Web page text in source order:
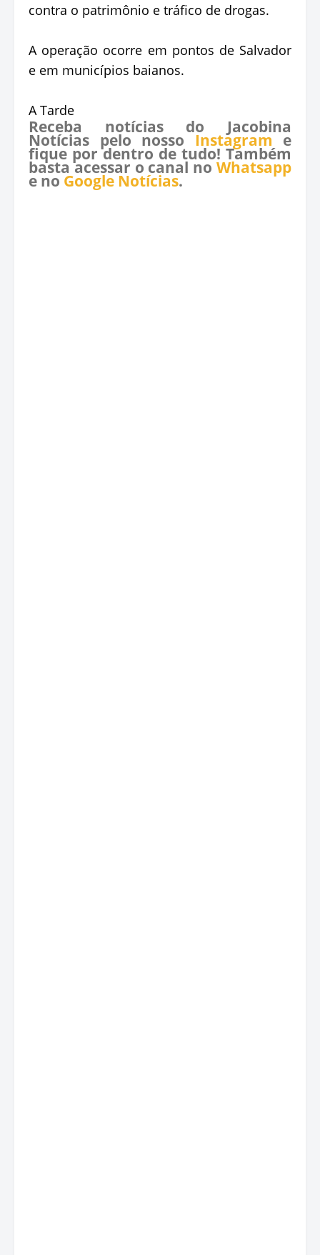
contra o patrimônio e tráfico de drogas.
A operação ocorre em pontos de Salvador
e em municípios baianos.
A Tarde
Receba notícias do Jacobina
Notícias pelo nosso Instagram e
fique por dentro de tudo! Também
basta acessar o canal no Whatsapp
e no Google Notícias.